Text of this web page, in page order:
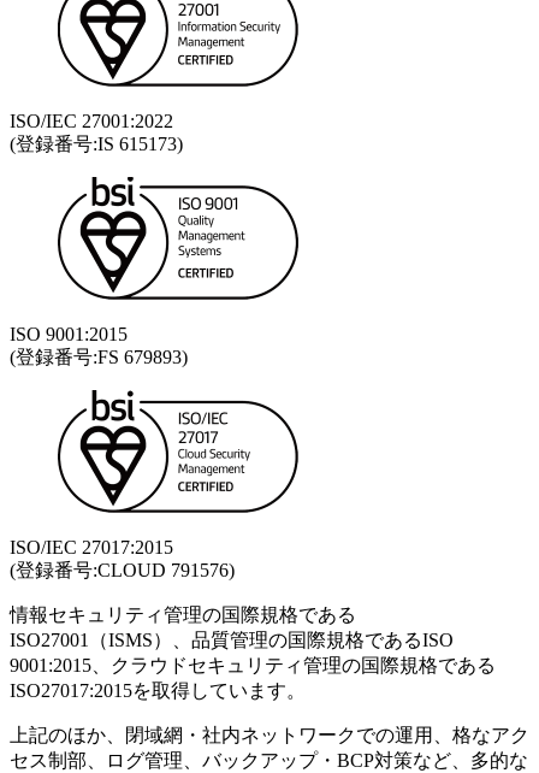
ISO/IEC 27001:2022
(登録番号:IS 615173)
ISO 9001:2015
(登録番号:FS 679893)
ISO/IEC 27017:2015
(登録番号:CLOUD 791576)
情報セキュリティ管理の国際規格である
ISO27001（ISMS）、品質管理の国際規格であるISO
9001:2015、クラウドセキュリティ管理の国際規格である
ISO27017:2015を取得しています。
上記のほか、閉域網・社内ネットワークでの運用、格なアク
セス制部、ログ管理、バックアップ・BCP対策など、多的な